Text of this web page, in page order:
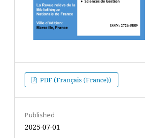
PDF (Français (France))
Published
2025-07-01